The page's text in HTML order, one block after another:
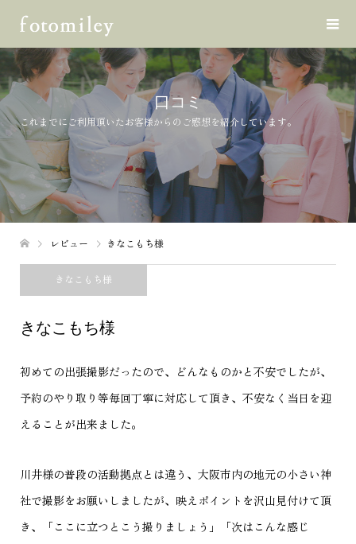
口コミ
これまでにご利用頂いたお客様からのご感想を紹介しています。
レビュー きなこもち様
きなこもち様
きなこもち様
初めての出張撮影だったので、どんなものかと不安でしたが、
予約のやり取り等毎回丁寧に対応して頂き、不安なく当日を迎
えることが出来ました。
川井様の普段の活動拠点とは違う、大阪市内の地元の小さい神
社で撮影をお願いしましたが、映えポイントを沢山見付けて頂
き、「ここに立つとこう撮りましょう」「次はこんな感じ